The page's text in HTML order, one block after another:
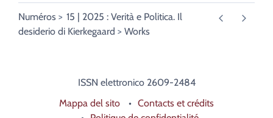
Numéros
15 | 2025 : Verità e Politica. Il
desiderio di Kierkegaard
Works
ISSN elettronico 2609-2484
Mappa del sito
Contacts et crédits